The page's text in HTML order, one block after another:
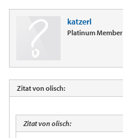
katzerl
Platinum Member
Zitat von olisch:
Zitat von olisch: